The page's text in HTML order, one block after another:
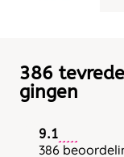
386
gingen
9.1
386